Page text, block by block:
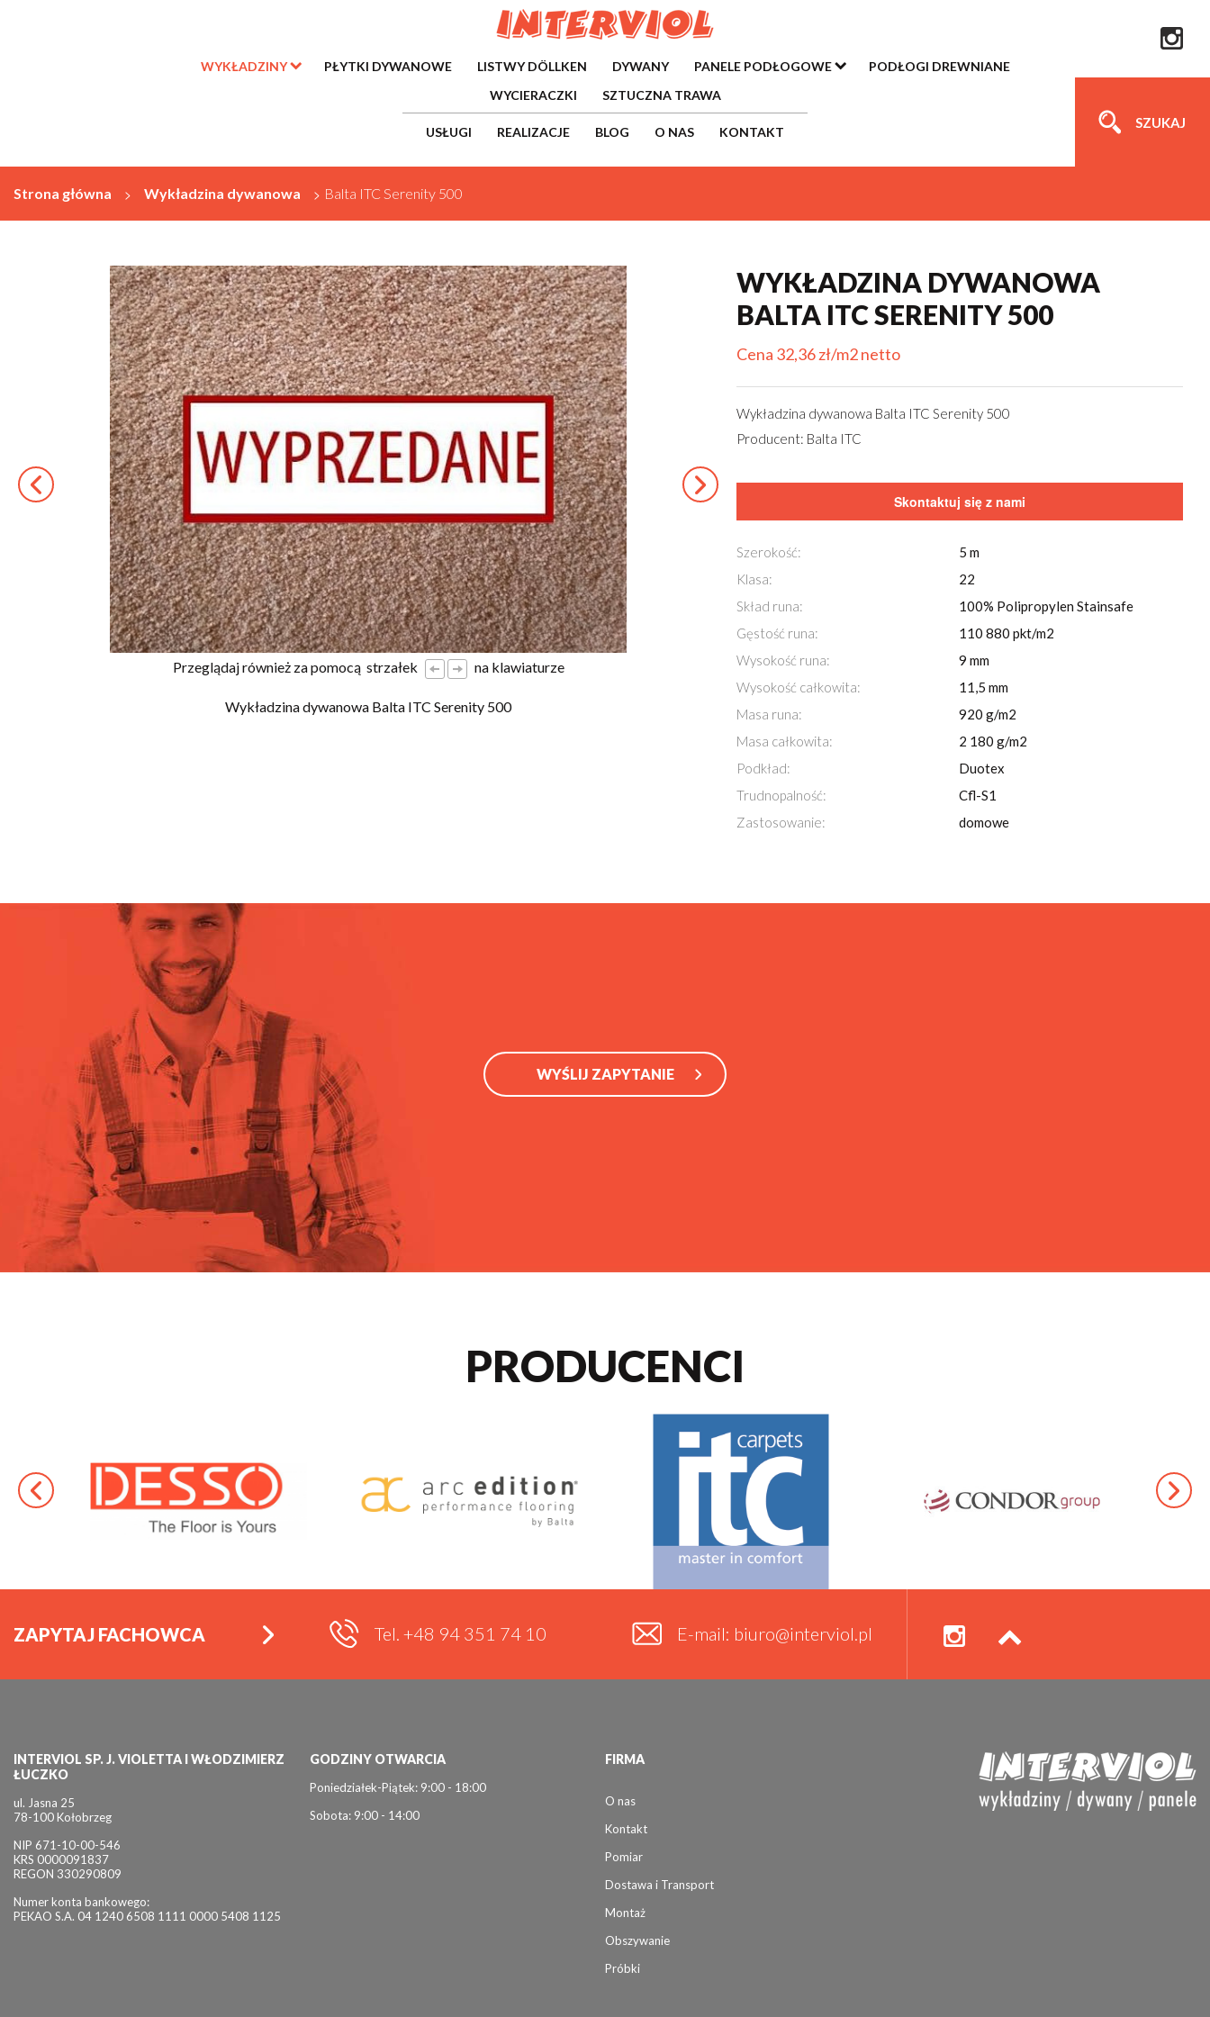
WYKŁADZINY PŁYTKI DYWANOWE LISTWY DÖLLKEN DYWANY PANELE PODŁOGOWE
PODŁOGI DREWNIANE
WYCIERACZKI
SZTUCZNA TRAWA
USŁUGI REALIZACJE BLOG O NAS KONTAKT
SZUKAJ
Strona główna > Wykładzina dywanowa > Balta ITC Serenity 500
Przeglądaj również za pomocą strzałek na klawiaturze
Wykładzina dywanowa Balta ITC Serenity 500
Przeglądaj również za pomocą
Wykładzina dywanowa Balta ITC Serenity 500
WYKŁADZINA DYWANOWA
BALTA ITC SERENITY 500
Cena 32,36 zł/m2 netto
Wykładzina dywanowa Balta ITC Serenity 500
Producent: Balta ITC
Skontaktuj się z nami
Szerokość:
5 m
Klasa:
22
Skład runa:
100% Polipropylen Stainsafe
Gęstość runa:
110 880 pkt/m2
Wysokość runa:
9 mm
Wysokość całkowita:
11,5 mm
Masa runa:
920 g/m2
Masa całkowita:
2 180 g/m2
Podkład:
Duotex
Trudnopalność:
Cfl-S1
Zastosowanie:
domowe
WYŚLIJ ZAPYTANIE
PRODUCENCI
ZAPYTAJ FACHOWCA Tel. +48 94 351 74 10 E-mail: biuro@interviol.pl
INTERVIOL SP. J. VIOLETTA I WŁODZIMIERZ
ŁUCZKO
ul. Jasna 25
78-100 Kołobrzeg
NIP 671-10-00-546
KRS 0000091837
REGON 330290809
Numer konta bankowego:
PEKAO S.A. 04 1240 6508 1111 0000 5408 1125
GODZINY OTWARCIA
Poniedziałek-Piątek: 9:00 - 18:00
Sobota: 9:00 - 14:00
FIRMA
O nas
Kontakt
Pomiar
Dostawa i Transport
Montaż
Obszywanie
Próbki